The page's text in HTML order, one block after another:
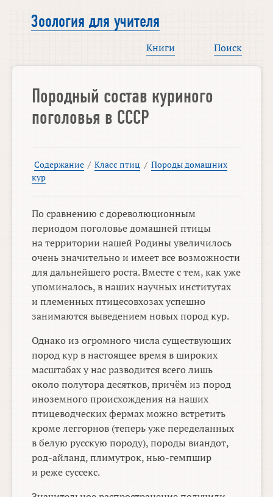
Зоология для учителя
Книги Поиск
Породный состав куриного
поголовья в СССР
Содержание / Класс птиц / Породы домашних
кур
По сравнению с дореволюционным
периодом поголовье домашней птицы
на территории нашей Родины увеличилось
очень значительно и имеет все возможности
для дальнейшего роста. Вместе с тем, как уже
упоминалось, в наших научных институтах
и племенных птицесовхозах успешно
занимаются выведением новых пород кур.
Однако из огромного числа существующих
пород кур в настоящее время в широких
масштабах у нас разводится всего лишь
около полутора десятков, причём из пород
иноземного происхождения на наших
птицеводческих фермах можно встретить
кроме леггорнов (теперь уже переделанных
в белую русскую породу), породы виандот,
род-айланд, плимутрок, нью-гемпшир
и реже суссекс.